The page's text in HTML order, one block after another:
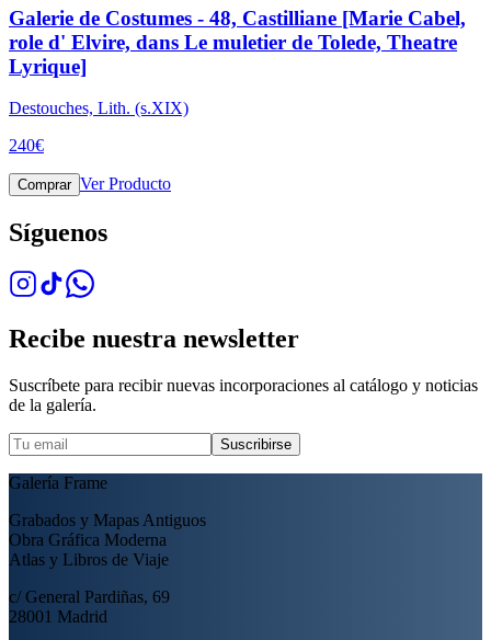
Galerie de Costumes - 48, Castilliane [Marie Cabel,
role d' Elvire, dans Le muletier de Tolede, Theatre
Lyrique]
Destouches, Lith. (s.XIX)
240€
Comprar Ver Producto
Síguenos
Recibe nuestra newsletter
Suscríbete para recibir nuevas incorporaciones al catálogo y noticias
de la galería.
Suscribirse
Galería Frame
Grabados y Mapas Antiguos
Obra Gráfica Moderna
Atlas y Libros de Viaje
c/ General Pardiñas, 69
28001 Madrid